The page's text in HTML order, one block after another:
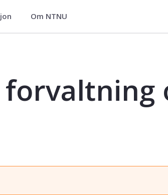
Om NTNU
økonomi - POL3525